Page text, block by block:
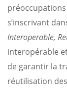
s’inscrivant
Interoperable,
interopérable
de garantir la
réutilisation